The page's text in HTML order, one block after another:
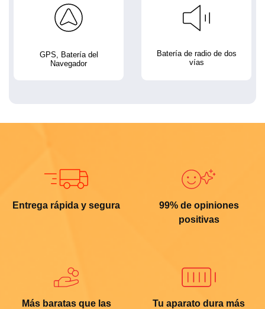
GPS, Batería del
Navegador
Batería de radio de dos
vías
Entrega rápida y segura
99% de opiniones
positivas
Más baratas que las
Tu aparato dura más